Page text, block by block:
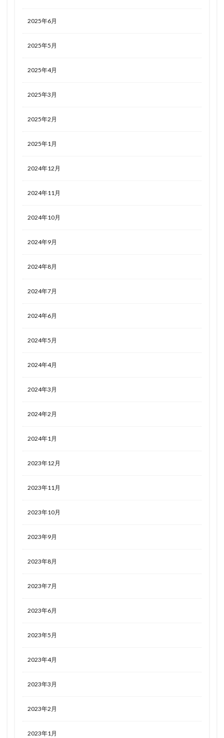
2025年6月
2025年5月
2025年4月
2025年3月
2025年2月
2025年1月
2024年12月
2024年11月
2024年10月
2024年9月
2024年8月
2024年7月
2024年6月
2024年5月
2024年4月
2024年3月
2024年2月
2024年1月
2023年12月
2023年11月
2023年10月
2023年9月
2023年8月
2023年7月
2023年6月
2023年5月
2023年4月
2023年3月
2023年2月
2023年1月